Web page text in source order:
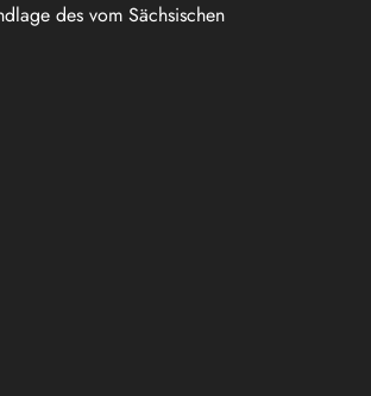
des vom Sächsischen